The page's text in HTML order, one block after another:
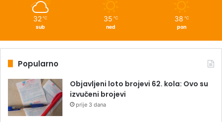
32 ℃
sub
35 ℃
ned
38 ℃
pon
Popularno
Objavljeni loto brojevi 62. kola: Ovo su
izvučeni brojevi
prije 3 dana